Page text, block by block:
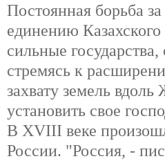
Постоянная борьба
единению Казахского
сильные
стремясь к
захвату земель
установить свое
В XVIII веке
России. "Россия, -